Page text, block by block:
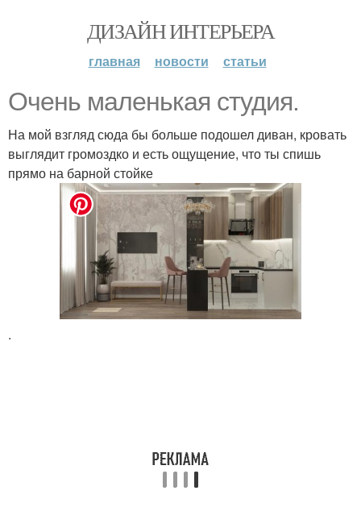
ДИЗАЙН ИНТЕРЬЕРА
главная новости статьи
Очень маленькая студия.
На мой взгляд сюда бы больше подошел диван, кровать
выглядит громоздко и есть ощущение, что ты спишь
прямо на барной стойке
.